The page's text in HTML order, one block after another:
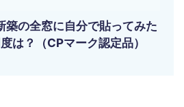
築の全窓に自分で貼ってみた
は？（CPマーク認定品）